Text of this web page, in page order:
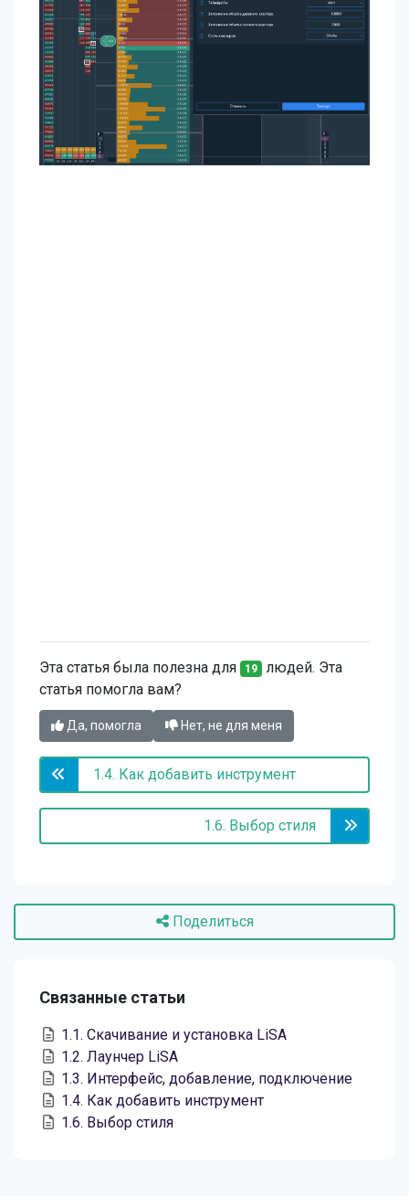
Эта статья была полезна для 19 людей. Эта
статья помогла вам?
Да, помогла Нет, не для меня
1.4. Как добавить инструмент
1.6. Выбор стиля
Поделиться
Связанные статьи
1.1. Скачивание и установка LiSA
1.2. Лаунчер LiSA
1.3. Интерфейс, добавление, подключение
1.4. Как добавить инструмент
1.6. Выбор стиля